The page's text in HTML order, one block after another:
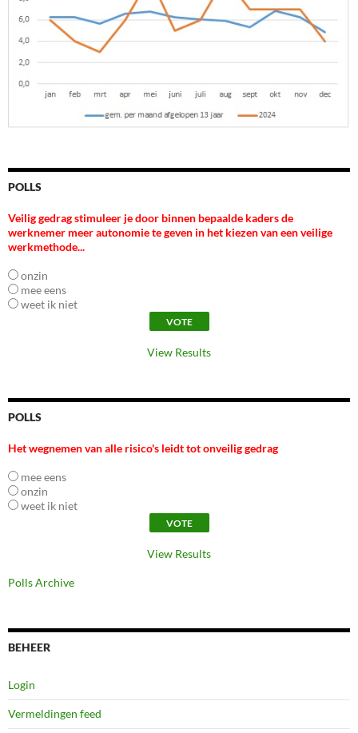
POLLS
Veilig gedrag stimuleer je door binnen bepaalde kaders de
werknemer meer autonomie te geven in het kiezen van een veilige
werkmethode...
onzin
mee eens
weet ik niet
View Results
POLLS
Het wegnemen van alle risico's leidt tot onveilig gedrag
mee eens
onzin
weet ik niet
View Results
Polls Archive
BEHEER
Login
Vermeldingen feed